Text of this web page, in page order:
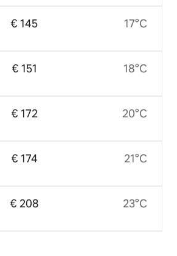
€ 145
€ 151
€ 172
€ 174
€ 208
17°C
18°C
20°C
21°C
23°C